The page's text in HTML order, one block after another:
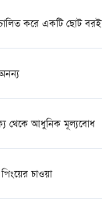
করে একটি ছোট বরই
থেকে আধুনিক মূল্যবোধ
চাওয়া